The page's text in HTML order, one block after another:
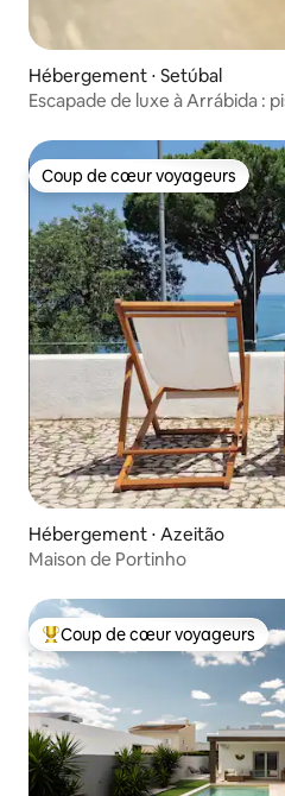
Hébergement ⋅ Setúbal
Escapade de luxe à Arrábida :
Coup de cœur voyageurs
Coup de cœur voyageurs
Hébergement ⋅ Azeitão
Maison de Portinho
Coups de cœur voyageurs les
Coup de cœur voyageurs